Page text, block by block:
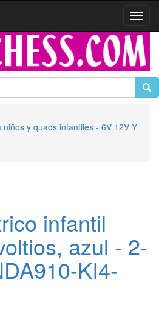
y quads infantiles - 6V 12V Y
infantil
azul - 2-
KI4-